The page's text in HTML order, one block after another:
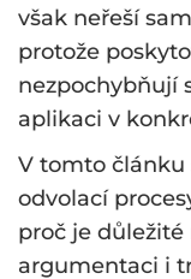
však neřeší
protože
nezpochybňují
aplikaci v
V tomto článku
odvolací
proč je
argumentaci i